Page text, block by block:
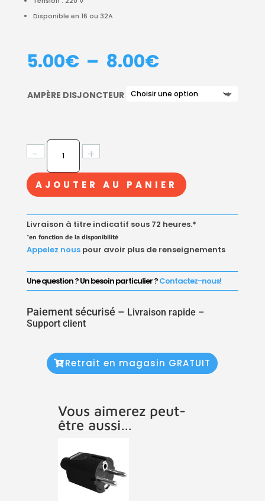
Disponible en 16 ou 32A
5.00€ – 8.00€PLAGE
PRIX :
5.00€
AMPÈRE DISJONCTEUR
-
QUANTITÉ
FICHE
MOBILE
INDUSTRIELLE
MALE
BLEU
2P+T
+
AJOUTER AU PANIER
Livraison à titre indicatif sous 72 heures.*
*en fonction de la disponibilité
Appelez nouspour avoir plus de renseignements
Une question ? Un besoin particulier ?Contactez-nous!
Paiement sécurisé – Livraison rapide –
Support client
Retrait en magasin GRATUIT
Vous aimerez peut-
être aussi…